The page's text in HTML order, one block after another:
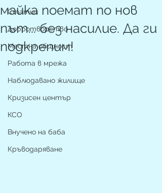
Статии
Добротворство
Местна общност
Работа в мрежа
Наблюдавано жилище
Кризисен център
КСО
Внучено на баба
Кръводаряване
майка поемат по нов
път... без насилие. Да ги
подкрепим!